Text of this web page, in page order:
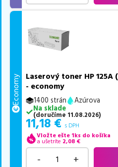
Economy
Laserový toner HP 125A
- economy
1400 strán
Azúrova
Na sklade
(doručíme 11.08.2026)
11,18 € s DPH
Vložte ešte 1ks do košíka
a ušetríte 2,08 €
- +